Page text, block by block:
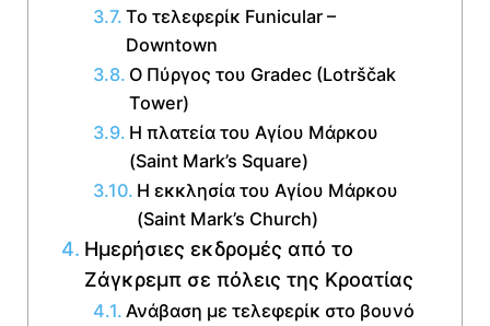
Το τελεφερίκ Funicular –
Downtown
Ο Πύργος του Gradec (Lotrščak
Tower)
Η πλατεία του Αγίου Μάρκου
(Saint Mark’s Square)
Η εκκλησία του Αγίου Μάρκου
(Saint Mark’s Church)
Ημερήσιες εκδρομές από το
Ζάγκρεμπ σε πόλεις της Κροατίας
Ανάβαση με τελεφερίκ στο βουνό